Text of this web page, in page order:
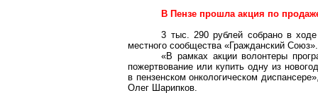
В Пензе прошла акция по
3 тыс. 290 рублей собрано в ходе
местного сообщества «Гражданский Союз».
«В рамках акции волонтеры
пожертвование или купить одну из
в пензенском онкологическом
Олег Шарипков.